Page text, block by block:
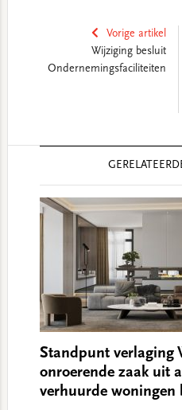
Vorige artikel
Wijziging besluit
Ondernemingsfaciliteiten
Standpunt verlaging
onroerende zaak uit
verhuurde woningen